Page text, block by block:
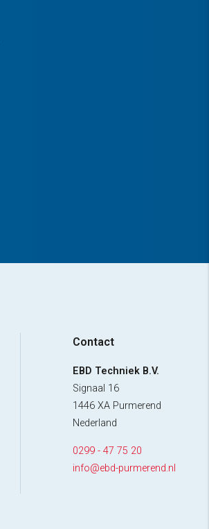
Contact
EBD Techniek B.V.
Signaal 16
1446 XA Purmerend
Nederland
0299 - 47 75 20
info@ebd-purmerend.nl